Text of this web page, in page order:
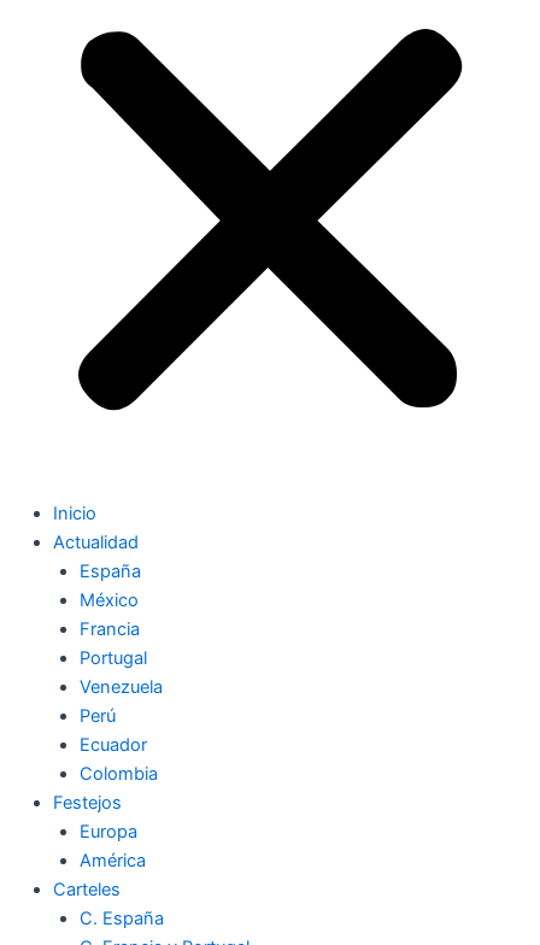
Inicio
Actualidad
España
México
Francia
Portugal
Venezuela
Perú
Ecuador
Colombia
Festejos
Europa
América
Carteles
C. España